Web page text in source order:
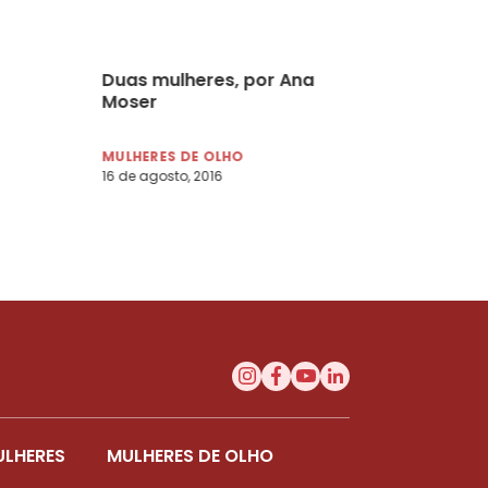
Duas mulheres, por Ana
Moser
MULHERES DE OLHO
16 de agosto, 2016
MULHERES DE OLHO